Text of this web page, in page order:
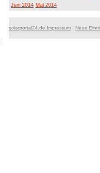
Juni 2014 Mai 2014
solarportal24.de Impressum | Neue